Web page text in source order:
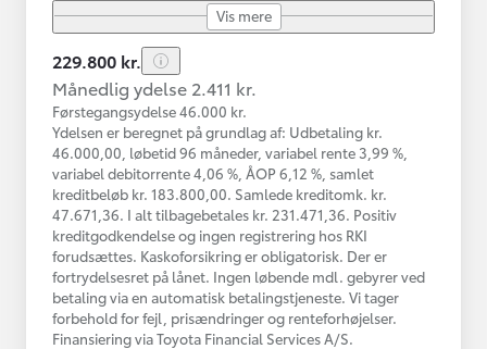
Vis mere
229.800 kr.
Månedlig ydelse 2.411 kr.
Førstegangsydelse 46.000 kr.
Ydelsen er beregnet på grundlag af: Udbetaling kr.
46.000,00, løbetid 96 måneder, variabel rente 3,99 %,
variabel debitorrente 4,06 %, ÅOP 6,12 %, samlet
kreditbeløb kr. 183.800,00. Samlede kreditomk. kr.
47.671,36. I alt tilbagebetales kr. 231.471,36. Positiv
kreditgodkendelse og ingen registrering hos RKI
forudsættes. Kaskoforsikring er obligatorisk. Der er
fortrydelsesret på lånet. Ingen løbende mdl. gebyrer ved
betaling via en automatisk betalingstjeneste. Vi tager
forbehold for fejl, prisændringer og renteforhøjelser.
Finansiering via Toyota Financial Services A/S.